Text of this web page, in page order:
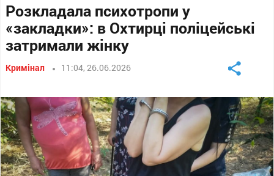
Розкладала психотропи у
«закладки»: в Охтирці поліцейські
затримали жінку
Кримінал 11:04, 26.06.2026